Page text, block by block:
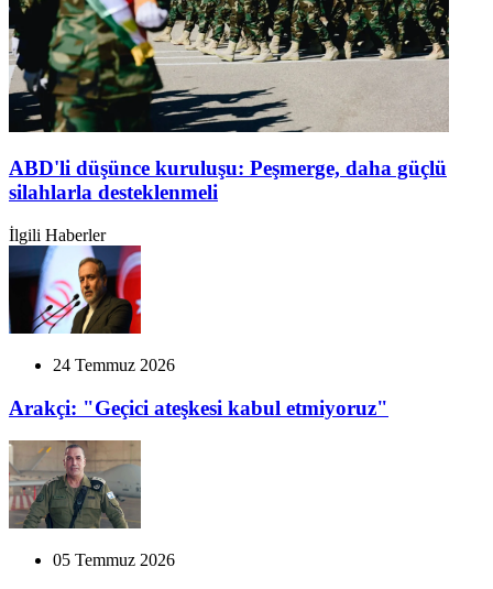
ABD'li düşünce kuruluşu: Peşmerge, daha güçlü
silahlarla desteklenmeli
İlgili Haberler
24 Temmuz 2026
Arakçi: "Geçici ateşkesi kabul etmiyoruz"
05 Temmuz 2026